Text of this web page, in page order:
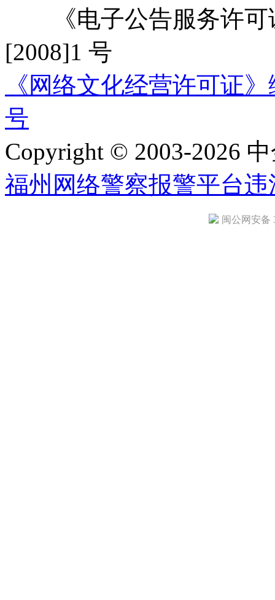
《电子公告服务许可
[2008]1 号
《网络文化经营许可证
号
Copyright © 2003-2026
福州网络警察报警平台违
闽公网安备